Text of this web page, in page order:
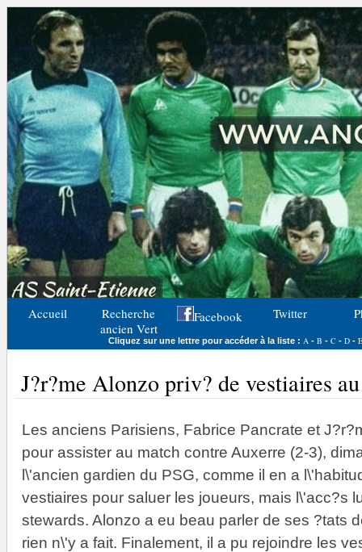
Accueil
Recherche
ancien Vert
Facebook Twitter
Cliquez sur une lettre pour accéder à la liste : A - B - C- D- E
J?r?me Alonzo priv? de vestiaires
Les anciens Parisiens, Fabrice Pancrate et
pour assister au match contre Auxerre (2-3),
l\'ancien gardien du PSG, comme il en a
vestiaires pour saluer les joueurs, mais l\'acc?s
stewards. Alonzo a eu beau parler de ses ?tats
rien n\'y a fait. Finalement, il a pu rejoindre les